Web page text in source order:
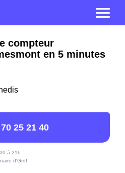
compteur
en 5 minutes
25 21 40
à 21h
d'Grdf